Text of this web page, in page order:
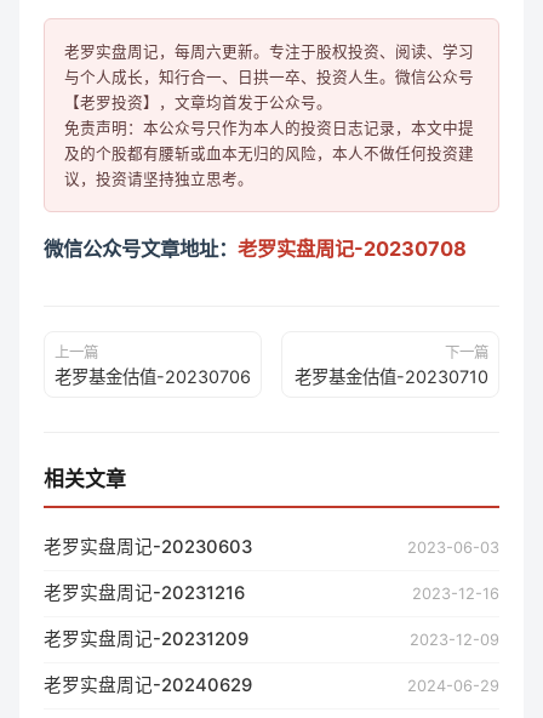
老罗实盘周记，每周六更新。专注于股权投资、阅读、学习
与个人成长，知行合一、日拱一卒、投资人生。微信公众号
【老罗投资】，文章均首发于公众号。
免责声明：本公众号只作为本人的投资日志记录，本文中提
及的个股都有腰斩或血本无归的风险，本人不做任何投资建
微信公众号文章地址： 老罗实盘周记-20230708
上一篇
老罗基金估值-20230706
下一篇
老罗基金估值-20230710
相关文章
老罗实盘周记-20230603 2023-06-03
老罗实盘周记-20231216 2023-12-16
老罗实盘周记-20231209 2023-12-09
老罗实盘周记-20240629 2024-06-29